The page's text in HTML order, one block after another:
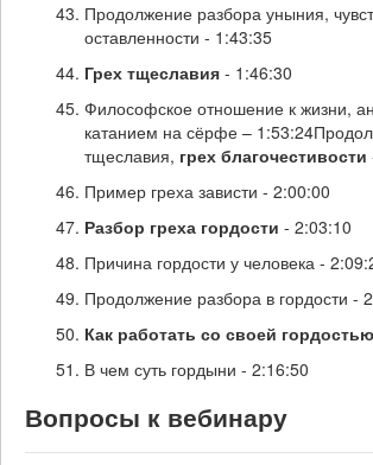
Продолжение разбора уныния,
оставленности - 1:43:35
Грех тщеславия - 1:46:30
Философское отношение к жизни,
катанием на сёрфе –
тщеславия, грех благочестивости
Пример греха зависти - 2:00:00
Разбор греха гордости - 2:03:10
Причина гордости у человека -
Продолжение разбора в гордости -
Как работать со своей гордостью
В чем суть гордыни - 2:16:50
Вопросы к вебинару